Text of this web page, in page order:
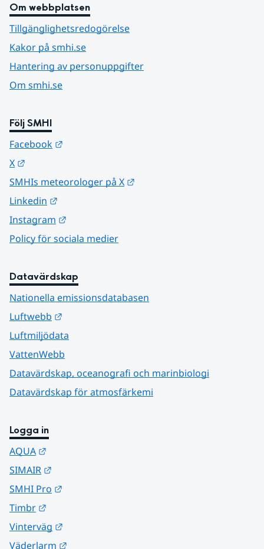
Om webbplatsen
Tillgänglighetsredogörelse
Kakor på smhi.se
Hantering av personuppgifter
Om smhi.se
Följ SMHI
Facebook
X
SMHIs meteorologer på X
Linkedin
Instagram
Policy för sociala medier
Datavärdskap
Nationella emissionsdatabasen
Luftwebb
Luftmiljödata
VattenWebb
Datavärdskap, oceanografi och marinbiologi
Datavärdskap för atmosfärkemi
Logga in
AQUA
SIMAIR
SMHI Pro
Timbr
Vinterväg
Väderlarm